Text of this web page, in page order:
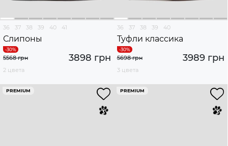
36 37 38 39 40 41
Слипоны
3898 грн
5568 грн
2 цвета
36 37 38 39 40
Туфли классика
3989 грн
5698 грн
3 цвета
PREMIUM PREMIUM